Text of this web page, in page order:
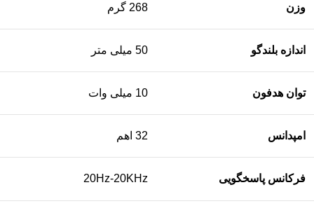
وزن 268 گرم
اندازه بلندگو 50 میلی متر
توان هدفون 10 میلی وات
امپدانس 32 اهم
فرکانس پاسخگویی 20Hz-20KHz